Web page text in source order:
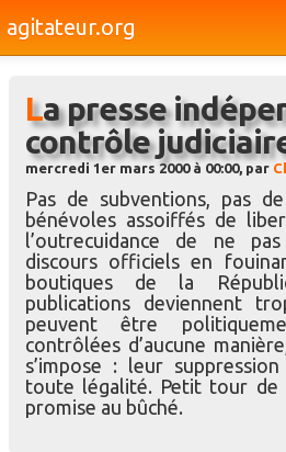
agitateur.org
Bourges & le Cher
Société
Culture
Médias
Dossiers
Brèves
La presse indépendante sous
contrôle
mercredi 1er mars 2000 à 00:00, par
Pas de subventions, pas
bénévoles assoiffés de
l’outrecuidance de ne
discours officiels en
boutiques de la
publications deviennent
peuvent être
contrôlées d’aucune
s’impose : leur
toute légalité. Petit tour de
promise au bûché.